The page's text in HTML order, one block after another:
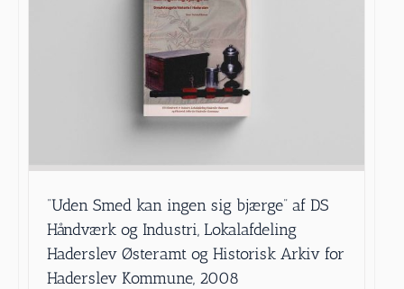
”Uden Smed kan ingen sig bjærge” af DS
Håndværk og Industri, Lokalafdeling
Haderslev Østeramt og Historisk Arkiv for
Haderslev Kommune, 2008